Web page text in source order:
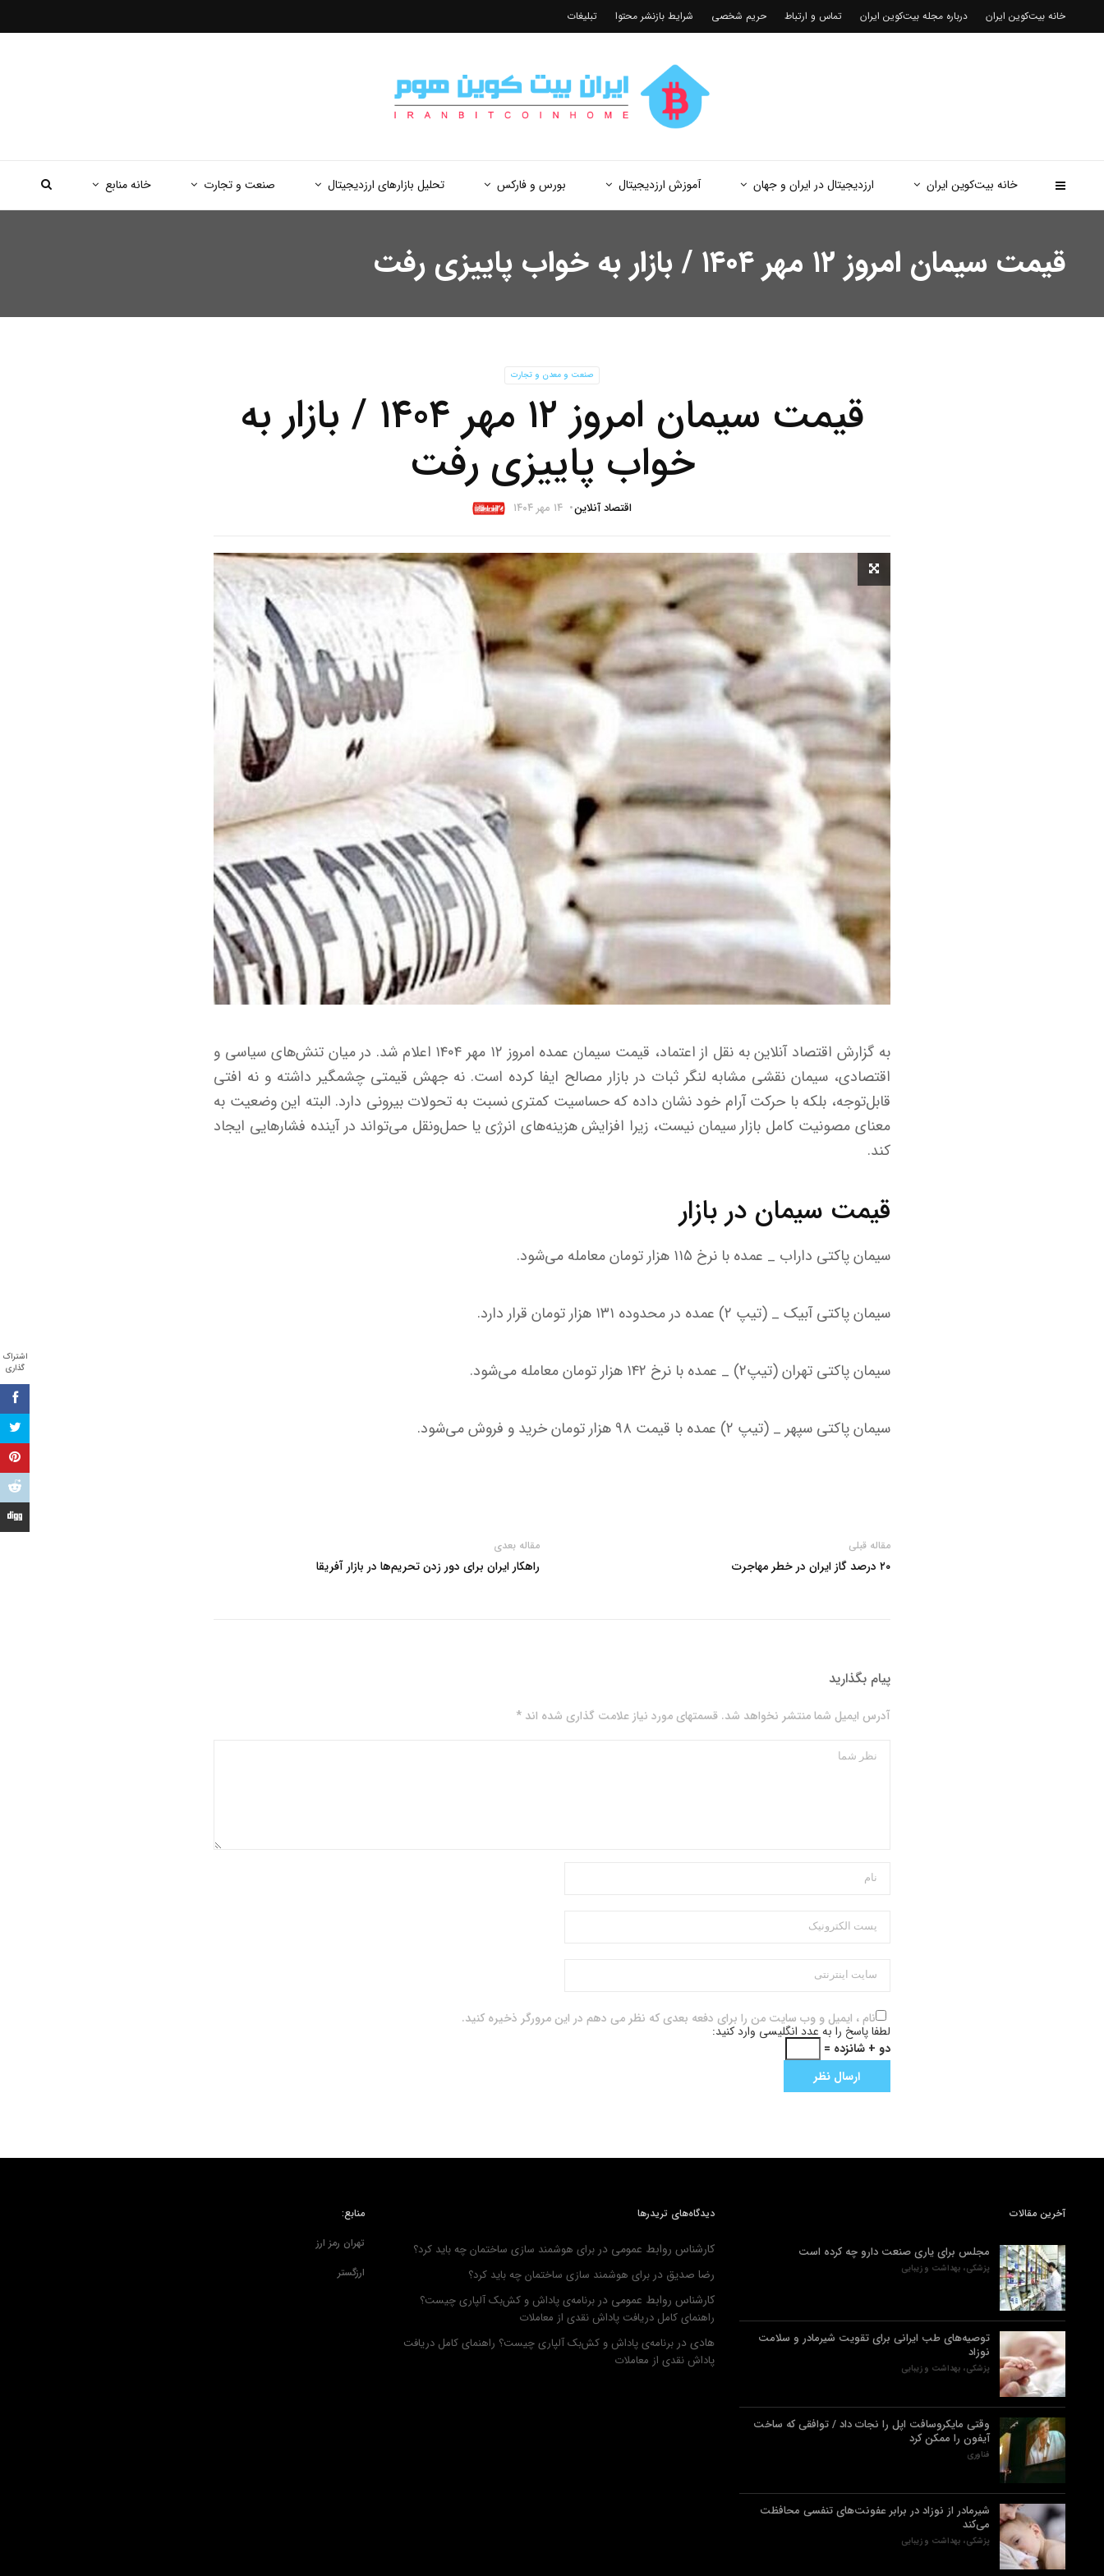
خانه بیت‌کوین ایران ارزدیجیتال در ایران و جهان آموزش ارزدیجیتال بورس و فارکس تحلیل بازارهای ارزدیجیتال صنعت و تجارت خانه منابع
خانه بیت‌کوین ایران درباره مجله بیت‌کوین ایران تماس و ارتباط حریم شخصی شرایط بازنشر محتوا تبلیغات
قیمت سیمان امروز ۱۲ مهر ۱۴۰۴ / بازار به خواب پاییزی رفت
صنعت و معدن و تجارت
قیمت سیمان امروز ۱۲ مهر ۱۴۰۴ / بازار به
خواب پاییزی رفت
اقتصاد آنلاین ۱۴ مهر ۱۴۰۴
اشتراک
گذاری
به گزارش اقتصاد آنلاین به نقل از اعتماد، قیمت سیمان عمده امروز ۱۲ مهر ۱۴۰۴ اعلام شد. در میان تنش‌های سیاسی و
اقتصادی، سیمان نقشی مشابه لنگر ثبات در بازار مصالح ایفا کرده است. نه جهش قیمتی چشمگیر داشته و نه افتی
قابل‌توجه، بلکه با حرکت آرام خود نشان داده که حساسیت کمتری نسبت به تحولات بیرونی دارد. البته این وضعیت به
معنای مصونیت کامل بازار سیمان نیست، زیرا افزایش هزینه‌های انرژی یا حمل‌ونقل می‌تواند در آینده فشار‌هایی ایجاد
کند.
قیمت سیمان در بازار
سیمان پاکتی داراب _ عمده با نرخ ۱۱۵ هزار تومان معامله می‌شود.
سیمان پاکتی آبیک _ (تیپ ۲) عمده در محدوده ۱۳۱ هزار تومان قرار دارد.
سیمان پاکتی تهران (تیپ۲) _ عمده با نرخ ۱۴۲ هزار تومان معامله می‌شود.
سیمان پاکتی سپهر _ (تیپ ۲) عمده با قیمت ۹۸ هزار تومان خرید و فروش می‌شود.
مقاله قبلی
۲۰ درصد گاز ایران در خطر مهاجرت
مقاله بعدی
راهکار ایران برای دور زدن تحریم‌ها در بازار آفریقا
پیام بگذارید
آدرس ایمیل شما منتشر نخواهد شد. قسمتهای مورد نیاز علامت گذاری شده اند *
نام ، ایمیل و وب سایت من را برای دفعه بعدی که نظر می دهم در این مرورگر ذخیره کنید.
لطفا پاسخ را به عدد انگلیسی وارد کنید:
دو + شانزده =
آخرین مقالات
مجلس برای یاری صنعت دارو چه کرده است
پزشکی، بهداشت و زیبایی
توصیه‌های طب ایرانی برای تقویت شیرمادر و سلامت
نوزاد
پزشکی، بهداشت و زیبایی
وقتی مایکروسافت اپل را نجات داد / توافقی که ساخت
آیفون را ممکن کرد
فناوری
شیرمادر از نوزاد در برابر عفونت‌های تنفسی محافظت
می‌کند
پزشکی، بهداشت و زیبایی
دیدگاه‌های تریدرها
کارشناس روابط عمومی در برای هوشمند سازی ساختمان چه باید کرد؟
رضا صدیق در برای هوشمند سازی ساختمان چه باید کرد؟
کارشناس روابط عمومی در برنامه‌ی پاداش و کش‌بک آلپاری چیست؟
راهنمای کامل دریافت پاداش نقدی از معاملات
هادیدر برنامه‌ی پاداش و کش‌بک آلپاری چیست؟ راهنمای کامل دریافت
پاداش نقدی از معاملات
منابع:
تهران رمز ارز
ارزگستر